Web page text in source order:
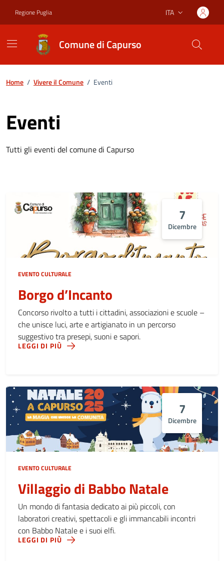
Regione Puglia Lingua attiva:
ITA
Comune di Capurso
Home / Vivere il Comune / Eventi
Eventi
Tutti gli eventi del comune di Capurso
7
Dicembre
EVENTO CULTURALE
Borgo d’Incanto
Concorso rivolto a tutti i cittadini, associazioni e scuole –
che unisce luci, arte e artigianato in un percorso
suggestivo tra presepi, suoni e sapori.
LEGGI DI PIÙ
7
Dicembre
EVENTO CULTURALE
Villaggio di Babbo Natale
Un mondo di fantasia dedicato ai più piccoli, con
laboratori creativi, spettacoli e gli immancabili incontri
con Babbo Natale e i suoi elfi.
LEGGI DI PIÙ